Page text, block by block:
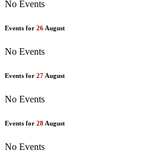
No Events
Events for 26 August
No Events
Events for 27 August
No Events
Events for 28 August
No Events